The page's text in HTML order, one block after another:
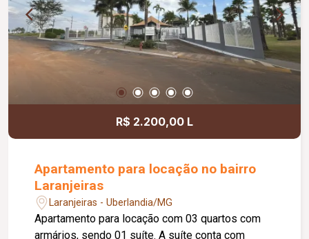
R$ 2.200,00 L
Apartamento para locação no bairro
Laranjeiras
Laranjeiras - Uberlandia/MG
Apartamento para locação com 03 quartos com
armários, sendo 01 suíte. A suíte conta com